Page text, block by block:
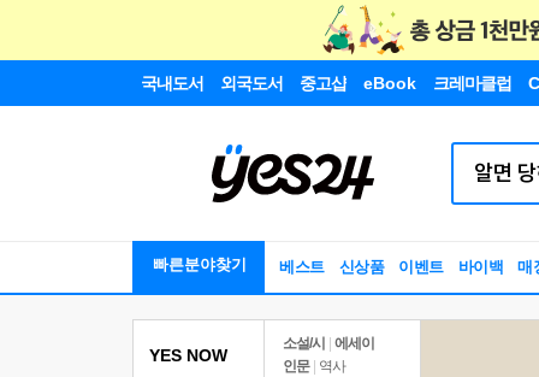
국내도서 외국도서 중고샵 eBook 크레마클럽
빠른분야찾기 베스트 신상품 이벤트 바이백 매
YES NOW
소설/시
에세이
인문
역사